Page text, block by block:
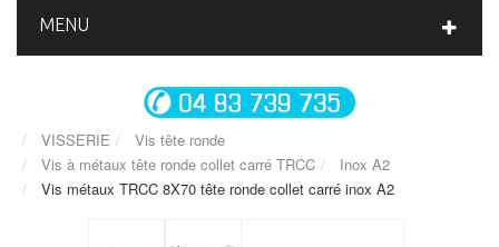
MENU
VISSERIE
Vis tête ronde
Vis à métaux tête ronde collet carré TRCC
Inox A2
Vis métaux TRCC 8X70 tête ronde collet carré inox A2